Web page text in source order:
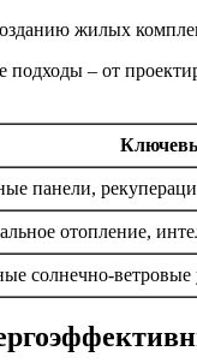
жилых
подходы – от
панели,
отопление,
солнечно-